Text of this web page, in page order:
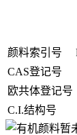
颜料索引号
CAS登记号
欧共体登记号
C.I.结构号